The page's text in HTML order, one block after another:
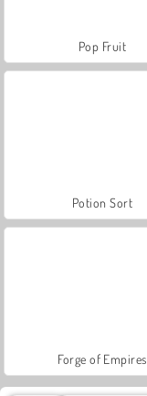
Pop Fruit
Potion Sort
Forge of Empires